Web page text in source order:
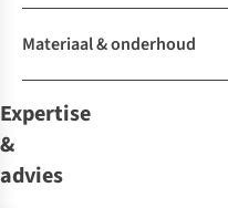
Materiaal & onderhoud
Expertise
&
advies